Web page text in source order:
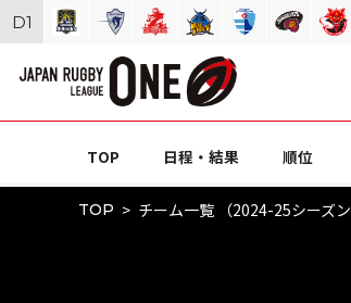
TOP 日程・結果 順位
TOP チーム一覧 （2024-25シーズン
D1